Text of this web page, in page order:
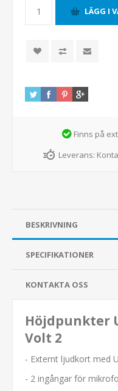
Finns på
Leverans:
BESKRIVNING
SPECIFIKATIONER
KONTAKTA OSS
Höjdpunkter
Volt 2
- Externt ljudkort med
- 2 ingångar för